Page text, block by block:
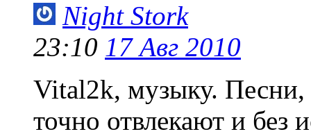
Night Stork
23:10 17 Авг 2010
Vital2k, музыку. Песни,
точно отвлекают и без